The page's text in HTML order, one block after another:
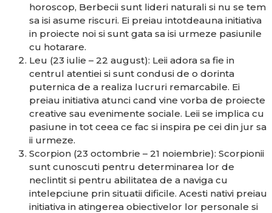
horoscop, Berbecii sunt lideri naturali si nu se tem
sa isi asume riscuri. Ei preiau intotdeauna initiativa
in proiecte noi si sunt gata sa isi urmeze pasiunile
cu hotarare.
Leu (23 iulie – 22 august): Leii adora sa fie in
centrul atentiei si sunt condusi de o dorinta
puternica de a realiza lucruri remarcabile. Ei
preiau initiativa atunci cand vine vorba de proiecte
creative sau evenimente sociale. Leii se implica cu
pasiune in tot ceea ce fac si inspira pe cei din jur sa
ii urmeze.
Scorpion (23 octombrie – 21 noiembrie): Scorpionii
sunt cunoscuti pentru determinarea lor de
neclintit si pentru abilitatea de a naviga cu
intelepciune prin situatii dificile. Acesti nativi preiau
initiativa in atingerea obiectivelor lor personale si